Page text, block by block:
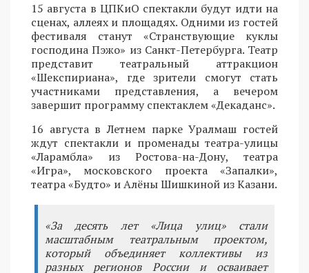
15 августа в ЦПКиО спектакли будут идти на
сценах, аллеях и площадях. Одними из гостей
фестиваля станут «Странствующие куклы
господина Пэжо» из Санкт-Петербурга. Театр
представит театральный аттракцион
«Шекспириана», где зрители смогут стать
участниками представления, а вечером
завершит программу спектаклем «Декаданс».
16 августа в Летнем парке Уралмаш гостей
ждут спектакли и променады театра-улицы
«Ларамбла» из Ростова-на-Дону, театра
«Игра», московского проекта «Запалки»,
театра «Будто» и Алёны Шишкиной из Казани.
«За десять лет «Лица улиц» стали
масштабным театральным проектом,
который объединяет коллективы из
разных регионов России и осваивает